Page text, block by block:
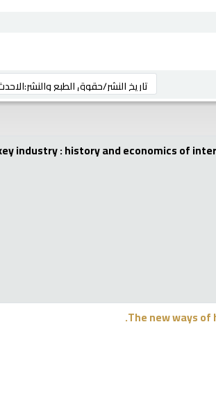
ترتيب بواسطة:
industry : history and economics of
The new ways